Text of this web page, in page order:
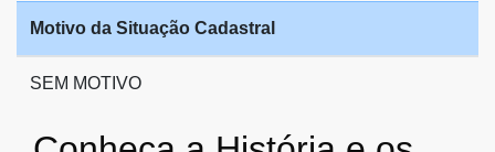
Motivo da Situação Cadastral
SEM MOTIVO